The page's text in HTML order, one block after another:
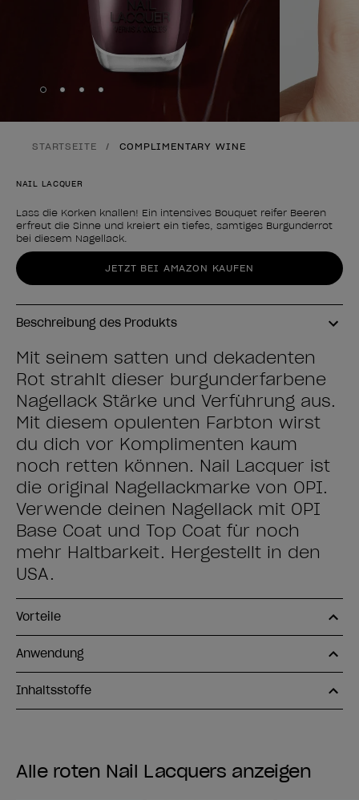
Skip to slide
Skip to slide
Skip to slide
Skip to slide
STARTSEITE COMPLIMENTARY WINE
NAIL LACQUER
Lass die Korken knallen! Ein intensives Bouquet reifer Beeren
erfreut die Sinne und kreiert ein tiefes, samtiges Burgunderrot
bei diesem Nagellack.
Form des Produkts
JETZT BEI AMAZON KAUFEN
Beschreibung des Produkts
Mit seinem satten und dekadenten
Rot strahlt dieser burgunderfarbene
Nagellack Stärke und Verführung aus.
Mit diesem opulenten Farbton wirst
du dich vor Komplimenten kaum
noch retten können. Nail Lacquer ist
die original Nagellackmarke von OPI.
Verwende deinen Nagellack mit OPI
Base Coat und Top Coat für noch
mehr Haltbarkeit. Hergestellt in den
USA.
Vorteile
Anwendung
Inhaltsstoffe
Alle roten Nail Lacquers anzeigen